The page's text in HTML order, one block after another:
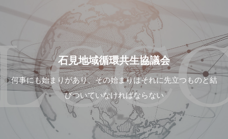
石見地域循環共生協議会
何事にも始まりがあり、その始まりはそれに先立つものと結
びついていなければならない